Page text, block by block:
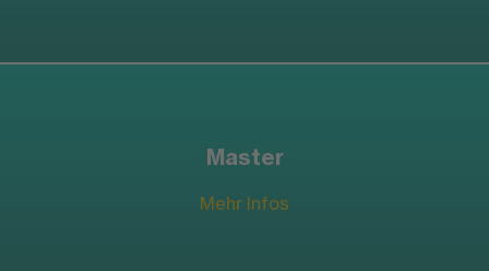
Master
Mehr Infos